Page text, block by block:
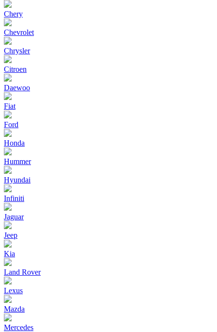
Chery
Chevrolet
Chrysler
Citroen
Daewoo
Fiat
Ford
Honda
Hummer
Hyundai
Infiniti
Jaguar
Jeep
Kia
Land Rover
Lexus
Mazda
Mercedes